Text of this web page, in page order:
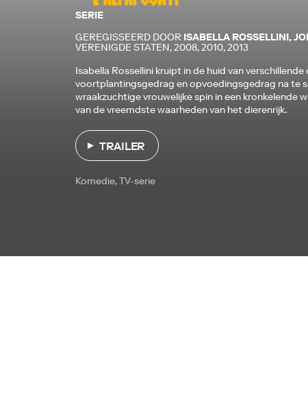
SERIE
GEREGISSEERD DOOR ISABELLA ROSSELLINI,
VERENIGDE STATEN,2008, 2010, 2013
Isabella Rossellini kruipt in de huid van
voortplantingsgedrag en opvoedingsgedrag na te
wraakzuchtige vrouwelijke spin in een kronkelende
van de vreemdste waarheden van het dierenrijk.
TRAILER
Komedie, TV-serie